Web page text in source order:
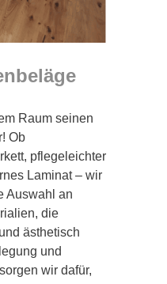
Raum seinen
Ob
pflegeleichter
Laminat – wir
Auswahl an
die
ästhetisch
und
wir dafür,